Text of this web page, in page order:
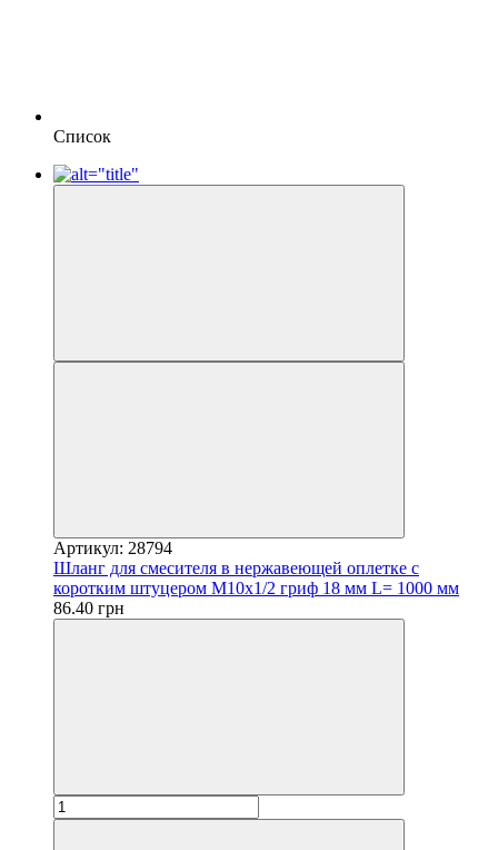
Список
Артикул: 28794
Шланг для смесителя в нержавеющей оплетке с
коротким штуцером М10х1/2 гриф 18 мм L= 1000 мм
86.40 грн